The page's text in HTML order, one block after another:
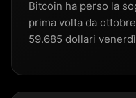
Bitcoin ha perso la
prima volta da
59.685 dollari